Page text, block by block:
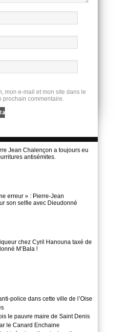
mon e-mail et mon site dans le
prochain commentaire.
Jean Chalençon a toujours eu
antisémites.
erreur » : Pierre-Jean
son selfie avec Dieudonné
chez Cyril Hanouna taxé de
M’Bala !
police dans cette ville de l’Oise
le pauvre maire de Saint Denis
le Canard Enchaine